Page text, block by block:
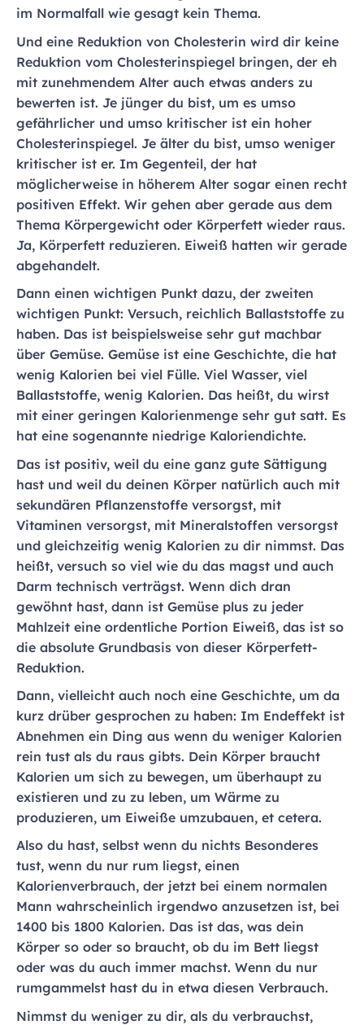
im Normalfall wie gesagt kein Thema.
Und eine Reduktion von Cholesterin wird dir keine
Reduktion vom Cholesterinspiegel bringen, der eh
mit zunehmendem Alter auch etwas anders zu
bewerten ist. Je jünger du bist, um es umso
gefährlicher und umso kritischer ist ein hoher
Cholesterinspiegel. Je älter du bist, umso weniger
kritischer ist er. Im Gegenteil, der hat
möglicherweise in höherem Alter sogar einen recht
positiven Effekt. Wir gehen aber gerade aus dem
Thema Körpergewicht oder Körperfett wieder raus.
Ja, Körperfett reduzieren. Eiweiß hatten wir gerade
abgehandelt.
Dann einen wichtigen Punkt dazu, der zweiten
wichtigen Punkt: Versuch, reichlich Ballaststoffe zu
haben. Das ist beispielsweise sehr gut machbar
über Gemüse. Gemüse ist eine Geschichte, die hat
wenig Kalorien bei viel Fülle. Viel Wasser, viel
Ballaststoffe, wenig Kalorien. Das heißt, du wirst
mit einer geringen Kalorienmenge sehr gut satt. Es
hat eine sogenannte niedrige Kaloriendichte.
Das ist positiv, weil du eine ganz gute Sättigung
hast und weil du deinen Körper natürlich auch mit
sekundären Pflanzenstoffe versorgst, mit
Vitaminen versorgst, mit Mineralstoffen versorgst
und gleichzeitig wenig Kalorien zu dir nimmst. Das
heißt, versuch so viel wie du das magst und auch
Darm technisch verträgst. Wenn dich dran
gewöhnt hast, dann ist Gemüse plus zu jeder
Mahlzeit eine ordentliche Portion Eiweiß, das ist so
die absolute Grundbasis von dieser Körperfett-
Reduktion.
Dann, vielleicht auch noch eine Geschichte, um da
kurz drüber gesprochen zu haben: Im Endeffekt ist
Abnehmen ein Ding aus wenn du weniger Kalorien
rein tust als du raus gibts. Dein Körper braucht
Kalorien um sich zu bewegen, um überhaupt zu
existieren und zu zu leben, um Wärme zu
produzieren, um Eiweiße umzubauen, et cetera.
Also du hast, selbst wenn du nichts Besonderes
tust, wenn du nur rum liegst, einen
Kalorienverbrauch, der jetzt bei einem normalen
Mann wahrscheinlich irgendwo anzusetzen ist, bei
1400 bis 1800 Kalorien. Das ist das, was dein
Körper so oder so braucht, ob du im Bett liegst
oder was du auch immer machst. Wenn du nur
rumgammelst hast du in etwa diesen Verbrauch.
Nimmst du weniger zu dir, als du verbrauchst,